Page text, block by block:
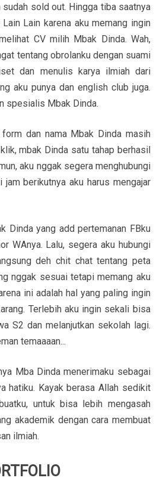
sudah sold out. Hingga tiba saatnya
Lain karena aku memang ingin
CV milih Mbak Dinda. Wah,
tentang obrolanku dengan suami
dan menulis karya ilmiah dari
aku punya dan english club juga.
spesialis Mbak Dinda.
dan nama Mbak Dinda masih
mbak Dinda satu tahap berhasil
aku nggak segera menghubungi
jam berikutnya aku harus mengajar
Dinda yang add pertemanan FBku
WAnya. Lalu, segera aku hubungi
deh chit chat tentang peta
nggak sesuai tetapi memang aku
ini adalah hal yang paling ingin
Terlebih aku ingin sekali bisa
S2 dan melanjutkan sekolah lagi.
temaaaan...
Mba Dinda menerimaku sebagai
hatiku. Kayak berasa Allah sedikit
untuk bisa lebih mengasah
akademik dengan cara membuat
ilmiah.